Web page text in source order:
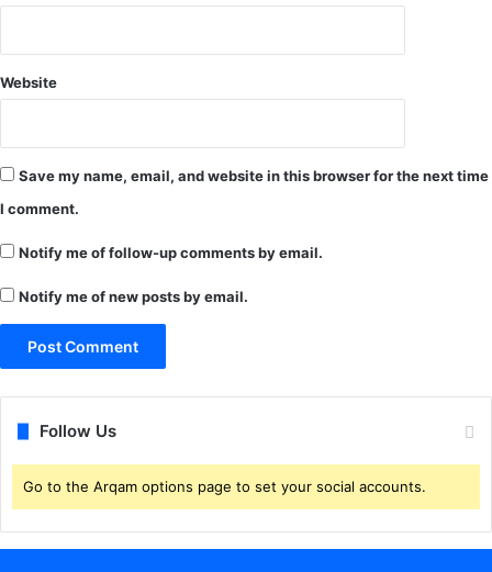
Website
Save my name, email, and website in this browser for the next time
I comment.
Notify me of follow-up comments by email.
Notify me of new posts by email.
Follow Us
Go to the Arqam options page to set your social accounts.